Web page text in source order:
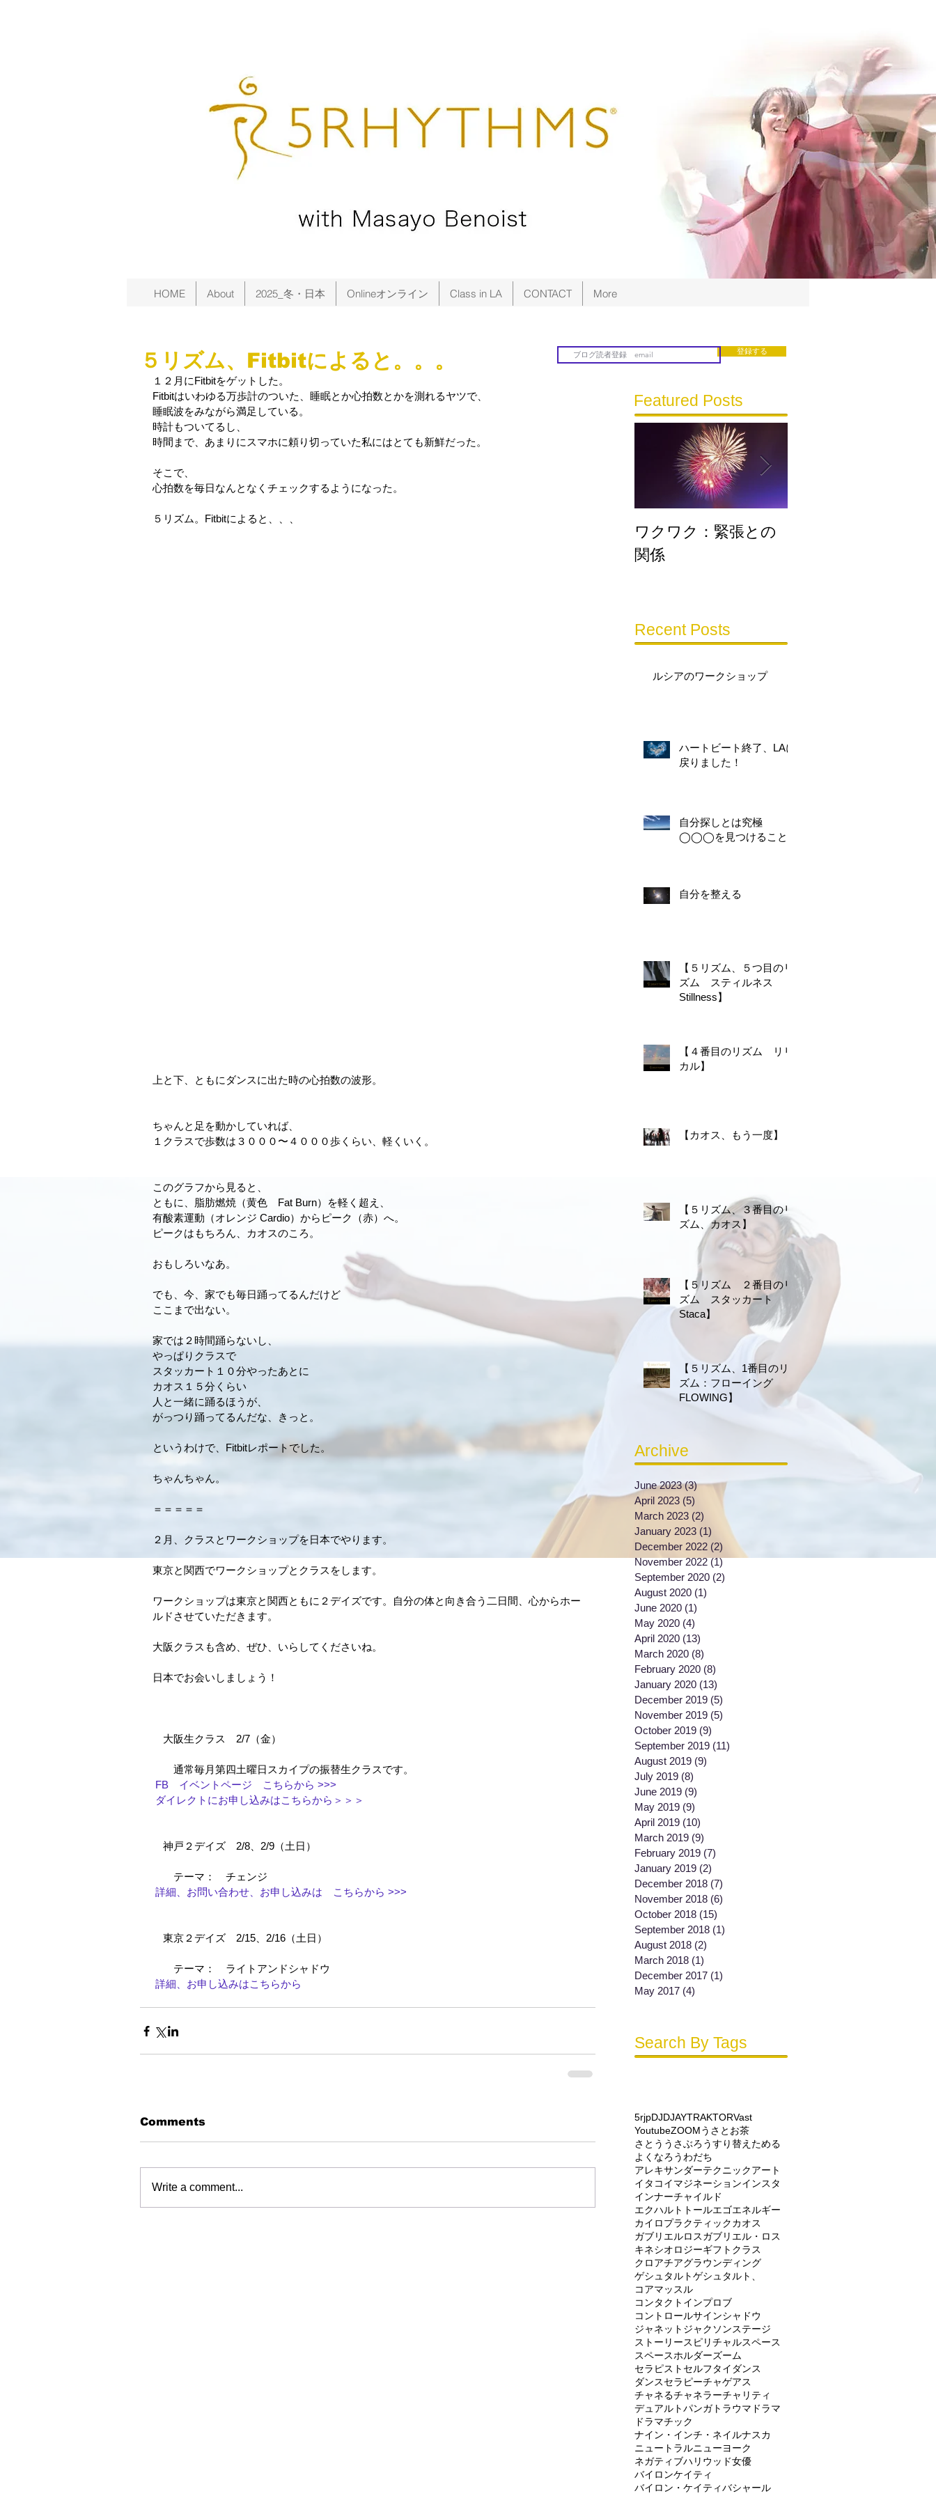
HOME About 2025_冬・日本 Onlineオンライン Class in LA CONTACT More
５リズム、Fitbitによると。。。
１２月にFitbitをゲットした。
Fitbitはいわゆる万歩計のついた、睡眠とか心拍数とかを測れるヤツで、
睡眠波をみながら満足している。
時計もついてるし、
時間まで、あまりにスマホに頼り切っていた私にはとても新鮮だった。
そこで、
心拍数を毎日なんとなくチェックするようになった。
５リズム。Fitbitによると、、、
上と下、ともにダンスに出た時の心拍数の波形。
ちゃんと足を動かしていれば、
１クラスで歩数は３０００〜４０００歩くらい、軽くいく。
このグラフから見ると、
ともに、脂肪燃焼（黄色　Fat Burn）を軽く超え、
有酸素運動（オレンジ Cardio）からピーク（赤）へ。
ピークはもちろん、カオスのころ。
おもしろいなあ。
でも、今、家でも毎日踊ってるんだけど
ここまで出ない。
家では２時間踊らないし、
やっぱりクラスで
スタッカート１０分やったあとに
カオス１５分くらい
人と一緒に踊るほうが、
がっつり踊ってるんだな、きっと。
というわけで、Fitbitレポートでした。
ちゃんちゃん。
＝＝＝＝＝
２月、クラスとワークショップを日本でやります。
東京と関西でワークショップとクラスをします。
ワークショップは東京と関西ともに２デイズです。自分の体と向き合う二日間、心からホー
ルドさせていただきます。
大阪クラスも含め、ぜひ、いらしてくださいね。
日本でお会いしましょう！
大阪生クラス　2/7（金）
通常毎月第四土曜日スカイプの振替生クラスです。
FB　イベントページ　こちらから >>>
ダイレクトにお申し込みはこちらから＞＞＞
神戸２デイズ　2/8、2/9（土日）
テーマ：　チェンジ
詳細、お問い合わせ、お申し込みは　こちらから >>>
東京２デイズ　2/15、2/16（土日）
テーマ：　ライトアンドシャドウ
詳細、お申し込みはこちらから
Comments
Write a comment...
登録する
Featured Posts
ワクワク：緊張との
関係
Recent Posts
ルシアのワークショップ
ハートビート終了、LAに
戻りました！
自分探しとは究極
◯◯◯を見つけること
自分を整える
【５リズム、５つ目のリ
ズム スティルネス
Stillness】
【４番目のリズム リリ
カル】
【カオス、もう一度】
【５リズム、３番目のリ
ズム、カオス】
【５リズム ２番目のリ
ズム スタッカート
Staca】
【５リズム、1番目のリ
ズム：フローイング
FLOWING】
Archive
June 2023 (3)3 posts
April 2023 (5)
March 2023 (2) 2 posts
January 2023 (1) 1 post
December 2022 (2) 2 posts
November 2022 (1)1 post
September 2020 (2)
August 2020 (1)
June 2020 (1)
May 2020 (4)
April 2020 (13)
March 2020 (8)
February 2020 (8)
January 2020 (13)
December 2019 (5)
November 2019 (5)
October 2019 (9)
September 2019 (11)
August 2019 (9)
July 2019 (8)
June 2019 (9)
May 2019 (9)
April 2019 (10)
March 2019 (9)
February 2019 (7)
January 2019 (2)
December 2018 (7)
November 2018 (6)
October 2018 (15)
September 2018 (1)
August 2018 (2)
March 2018 (1)
December 2017 (1)
May 2017 (4)
Search By Tags
5rjpDJDJAYTRAKTORVast
YoutubeZOOMうさと お茶
さとううさぶろうすり替え ためる
よくなろうわだち
アレキサンダーテクニックアート
イタコイマジネーションインスタ
インナーチャイルド
エクハルトトールエゴエネルギー
カイロプラクティックカオス
ガブリエルロスガブリエル・ロス
キネシオロジーギフト クラス
クロアチアグラウンディング
ゲシュタルトゲシュタルト、
コアマッスル
コンタクトインプロブ
コントロールサインシャドウ
ジャネットジャクソンステージ
ストーリースピリチャルスペース
スペースホルダーズーム
セラピスト セルフタイ ダンス
ダンスセラピーチャゲアス
チャネるチャネラーチャリティ
デュアル トパンガ トラウマ ドラマ
ドラマチック
ナイン・インチ・ネイルナスカ
ニュートラルニューヨーク
ネガティブハリウッド女優
バイロンケイティ
バイロン・ケイティバシャール